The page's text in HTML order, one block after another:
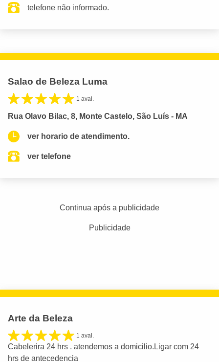
telefone não informado.
Salao de Beleza Luma
1 aval.
Rua Olavo Bilac, 8, Monte Castelo, São Luís - MA
ver horario de atendimento.
ver telefone
Continua após a publicidade
Publicidade
Arte da Beleza
1 aval.
Cabelerira 24 hrs . atendemos a domicilio.Ligar com 24
hrs de antecedencia